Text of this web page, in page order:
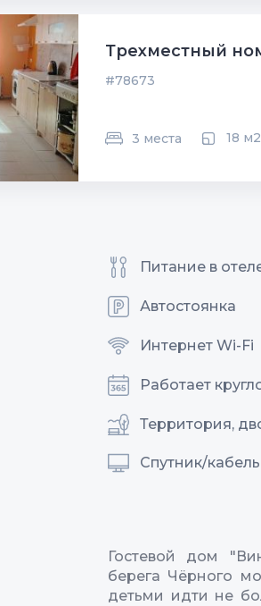
Трехместный
#78673
3 места 18 м2
Питание в
Автостоянка
Интернет Wi-Fi
Работает
Территория,
Спутник/
Гостевой дом
берега Чёрного
детьми идти не